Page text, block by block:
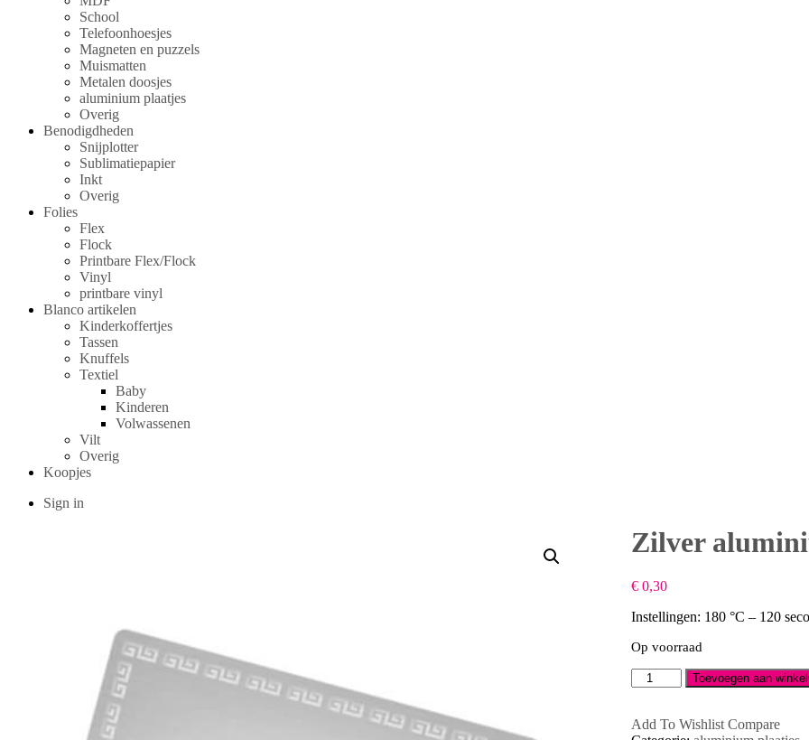
School
Telefoonhoesjes
Magneten en puzzels
Muismatten
Metalen doosjes
aluminium plaatjes
Overig
Benodigdheden
Snijplotter
Sublimatiepapier
Inkt
Overig
Folies
Flex
Flock
Printbare Flex/Flock
Vinyl
printbare vinyl
Blanco artikelen
Kinderkoffertjes
Tassen
Knuffels
Textiel
Baby
Kinderen
Volwassenen
Vilt
Overig
Koopjes
Sign in
Zilver
€0,30
Instellingen: 180 °C – 120
Op voorraad
Zilver
aluminium
met
Toevoegen aan
Add To Wishlist Compare